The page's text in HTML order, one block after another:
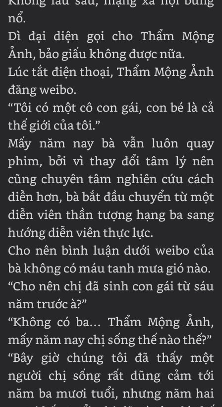
nổ.
Dì đại diện gọi cho Thẩm Mộng
Ảnh, bảo giấu không được nữa.
Lúc tắt điện thoại, Thẩm Mộng Ảnh
đăng weibo.
“Tôi có một cô con gái, con bé là cả
thế giới của tôi.”
Mấy năm nay bà vẫn luôn quay
phim, bởi vì thay đổi tâm lý nên
cũng chuyên tâm nghiên cứu cách
diễn hơn, bà bắt đầu chuyển từ một
diễn viên thần tượng hạng ba sang
hướng diễn viên thực lực.
Cho nên bình luận dưới weibo của
bà không có máu tanh mưa gió nào.
“Cho nên chị đã sinh con gái từ sáu
năm trước à?”
“Không có ba… Thẩm Mộng Ảnh,
mấy năm nay chị sống thế nào thế?”
“Bây giờ chúng tôi đã thấy một
người chị sống rất dũng cảm tới
năm ba mươi tuổi, nhưng năm hai